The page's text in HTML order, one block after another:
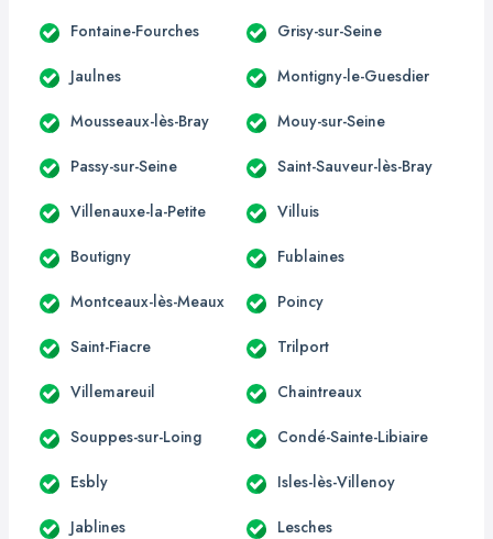
Fontaine-Fourches Grisy-sur-Seine
Jaulnes Montigny-le-Guesdier
Mousseaux-lès-Bray Mouy-sur-Seine
Passy-sur-Seine Saint-Sauveur-lès-Bray
Villenauxe-la-Petite Villuis
Boutigny Fublaines
Montceaux-lès-Meaux Poincy
Saint-Fiacre Trilport
Villemareuil Chaintreaux
Souppes-sur-Loing Condé-Sainte-Libiaire
Esbly Isles-lès-Villenoy
Jablines Lesches